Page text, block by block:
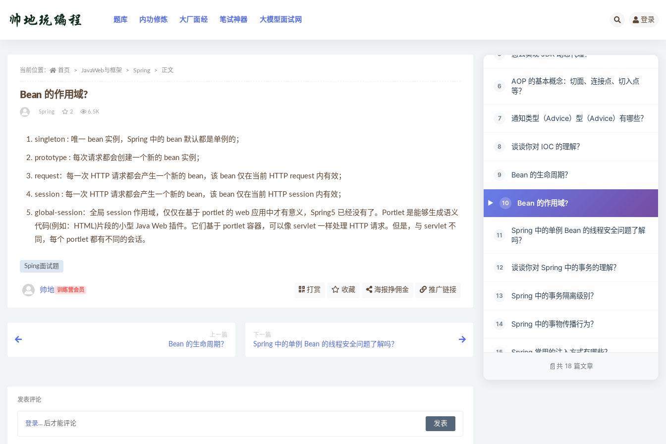
题库 内功修炼 大厂面经 笔试神器 大模型面试网 登录
当前位置： 首页 JavaWeb与框架 Spring 正文
Bean 的作用域?
Spring 2 6.5K
singleton : 唯一 bean 实例，Spring 中的 bean 默认都是单例的；
prototype : 每次请求都会创建一个新的 bean 实例；
request：每一次 HTTP 请求都会产生一个新的 bean，该 bean 仅在当前 HTTP request 内有效；
session : 每一次 HTTP 请求都会产生一个新的 bean，该 bean 仅在当前 HTTP session 内有效；
global-session：全局 session 作用域，仅仅在基于 portlet 的 web 应用中才有意义，Spring5 已经没有了。Portlet 是能够生成语义
代码(例如：HTML)片段的小型 Java Web 插件。它们基于 portlet 容器，可以像 servlet 一样处理 HTTP 请求。但是，与 servlet 不
同，每个 portlet 都有不同的会话。
Sping面试题
帅地 训练营会员 打赏 收藏 海报挣佣金 推广链接
上一篇
Bean 的生命周期？
下一篇
Spring 中的单例 Bean 的线程安全问题了解吗？
发表评论
登录... 后才能评论
5 怎么实现 JDK 动态代理？
6
AOP 的基本概念：切面、连接点、切入点
等？
7 通知类型（Advice）型（Advice）有哪些？
8 谈谈你对 IOC 的理解？
9 Bean 的生命周期？
10 Bean 的作用域?
11
Spring 中的单例 Bean 的线程安全问题了解
吗？
12 谈谈你对 Spring 中的事务的理解？
13 Spring 中的事务隔离级别？
14 Spring 中的事物传播行为？
15 Spring 常用的注入方式有哪些？
共 18 篇文章